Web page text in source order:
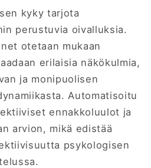
kyky tarjota
perustuvia oivalluksia.
otetaan mukaan
erilaisia näkökulmia,
ja monipuolisen
Automatisoitu
ennakkoluulot ja
arvion, mikä edistää
psykologisen